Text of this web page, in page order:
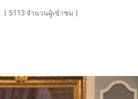
5113 จำนวนผู้เข้าชม